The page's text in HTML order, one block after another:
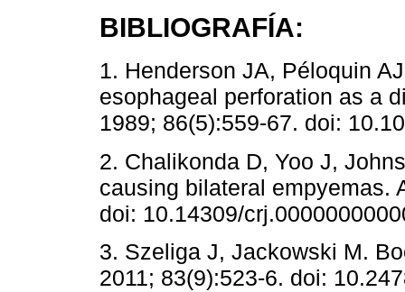
BIBLIOGRAFÍA:
1. Henderson JA, Péloquin
esophageal perforation as a
1989; 86(5):559-67. doi:
2. Chalikonda D, Yoo J,
causing bilateral empyemas.
doi: 10.14309/
3. Szeliga J, Jackowski M.
2011; 83(9):523-6. doi: